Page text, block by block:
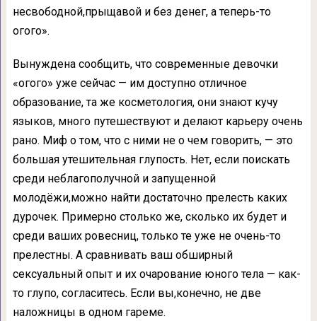
несвободной,прыщавой и без денег, а теперь-то
огого».
Вынуждена сообщить, что современные девочки
«огого» уже сейчас — им доступно отличное
образование, та же косметология, они знают кучу
языков, много путешествуют и делают карьеру очень
рано. Миф о том, что с ними не о чем говорить, — это
большая утешительная глупость. Нет, если поискать
среди неблагополучной и запущенной
молодёжи,можно найти достаточно прелесть каких
дурочек. Примерно столько же, сколько их будет и
среди ваших ровесниц, только те уже не очень-то
прелестны. А сравнивать ваш обширный
сексуальный опыт и их очарование юного тела — как-
то глупо, согласитесь. Если вы,конечно, не две
наложницы в одном гареме.